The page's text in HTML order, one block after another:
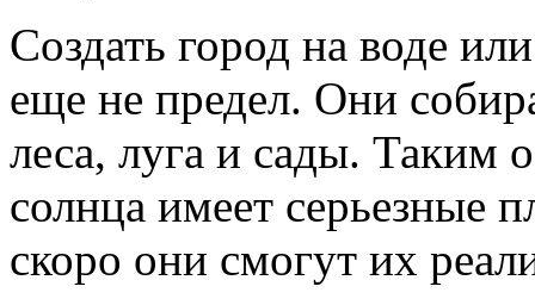
Создать город на воде
еще не предел. Они
леса, луга и сады. Таким
солнца имеет серьезные
скоро они смогут их